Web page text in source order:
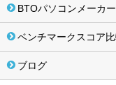
BTOパソコンメーカ
ベンチマークスコア
ブログ